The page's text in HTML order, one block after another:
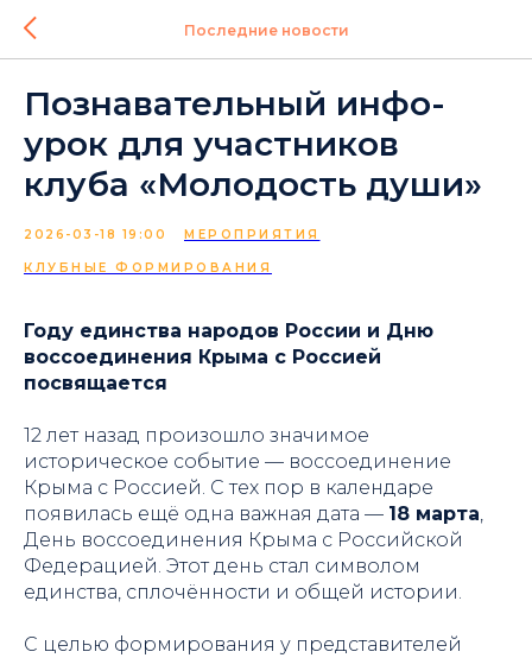
Последние новости
Познавательный инфо-
урок для участников
клуба «Молодость души»
2026-03-18 19:00 МЕРОПРИЯТИЯ
КЛУБНЫЕ ФОРМИРОВАНИЯ
Году единства народов России и Дню
воссоединения Крыма с Россией
посвящается
12 лет назад произошло значимое
историческое событие — воссоединение
Крыма с Россией. С тех пор в календаре
появилась ещё одна важная дата — 18 марта,
День воссоединения Крыма с Российской
Федерацией. Этот день стал символом
единства, сплочённости и общей истории.
С целью формирования у представителей